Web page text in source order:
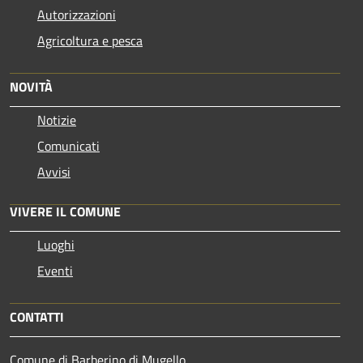
Autorizzazioni
Agricoltura e pesca
NOVITÀ
Notizie
Comunicati
Avvisi
VIVERE IL COMUNE
Luoghi
Eventi
CONTATTI